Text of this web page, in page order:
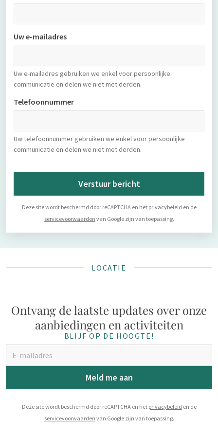
Uw e-mailadres
Uw e-mailadres gebruiken we enkel voor persoonlijke
communicatie en delen we niet met derden.
Telefoonnummer
Uw telefoonnummer gebruiken we enkel voor persoonlijke
communicatie en delen we niet met derden.
Verstuur bericht
Deze site wordt beschermd door reCAPTCHA en het privacybeleid en de
servicevoorwaarden van Google zijn van toepassing.
LOCATIE
Ontvang de laatste updates over onze
aanbiedingen en activiteiten
BLIJF OP DE HOOGTE!
Meld me aan
Deze site wordt beschermd door reCAPTCHA en het privacybeleid en de
servicevoorwaarden van Google zijn van toepassing.